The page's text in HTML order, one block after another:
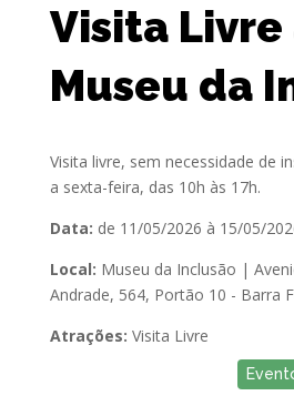
Visita Livre
Museu da
Visita livre, sem necessidade de
a sexta-feira, das 10h às 17h.
Data: de 11/05/2026 à 15/05/
Local: Museu da Inclusão |
Andrade, 564, Portão 10 - Barra
Atrações: Visita Livre